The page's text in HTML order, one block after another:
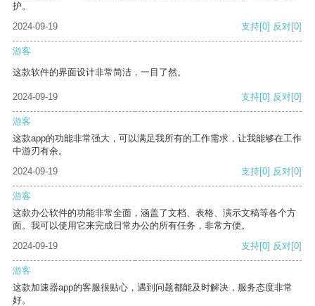
护。
2024-09-19
支持[0] 反对[0]
游客
这款软件的界面设计非常简洁，一目了然。
2024-09-19 支持[0] 反对[0]
游客
这款app的功能非常强大，可以满足我所有的工作需求，让我能够在工作
中游刃有余。
2024-09-19
支持[0] 反对[0]
游客
这款办公软件的功能非常全面，涵盖了文档、表格、演示文稿等各个方
面。我可以使用它来完成日常办公的所有任务，非常方便。
2024-09-19
支持[0] 反对[0]
游客
这款加速器app的客服很贴心，遇到问题都能及时解决，服务态度非常
好。